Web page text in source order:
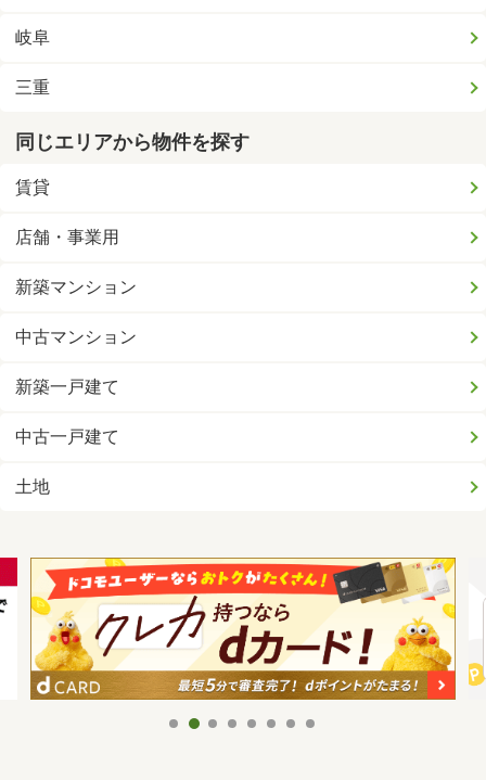
岐阜
三重
同じエリアから物件を探す
賃貸
店舗・事業用
新築マンション
中古マンション
新築一戸建て
中古一戸建て
土地